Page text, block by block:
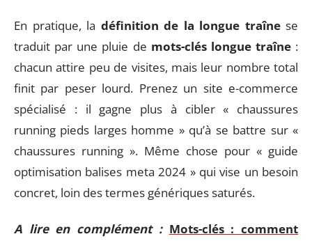
En pratique, la définition de la longue traînese
traduit par une pluie de mots-clés longue traîne:
chacun attire peu de visites, mais leur nombre total
finit par peser lourd. Prenez un site e-commerce
spécialisé : il gagne plus à cibler « chaussures
running pieds larges homme » qu’à se battre sur «
chaussures running ». Même chose pour « guide
optimisation balises meta 2024 » qui vise un besoin
concret, loin des termes génériques saturés.
A lire en complément : Mots-clés : comment